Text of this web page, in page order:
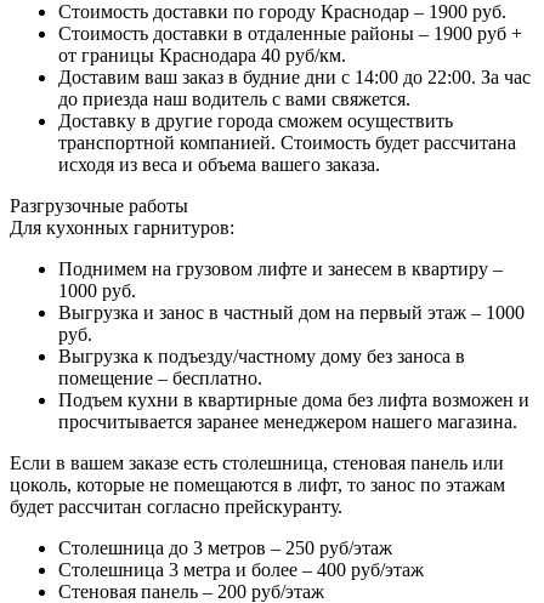
Стоимость доставки по городу Краснодар – 1900 руб.
Стоимость доставки в отдаленные районы – 1900 руб +
от границы Краснодара 40 руб/км.
Доставим ваш заказ в будние дни с 14:00 до 22:00. За час
до приезда наш водитель с вами свяжется.
Доставку в другие города сможем осуществить
транспортной компанией. Стоимость будет рассчитана
исходя из веса и объема вашего заказа.
Разгрузочные работы
Для кухонных гарнитуров:
Поднимем на грузовом лифте и занесем в квартиру –
1000 руб.
Выгрузка и занос в частный дом на первый этаж – 1000
руб.
Выгрузка к подъезду/частному дому без заноса в
помещение – бесплатно.
Подъем кухни в квартирные дома без лифта возможен и
просчитывается заранее менеджером нашего магазина.
Если в вашем заказе есть столешница, стеновая панель или
цоколь, которые не помещаются в лифт, то занос по этажам
будет рассчитан согласно прейскуранту.
Столешница до 3 метров – 250 руб/этаж
Столешница 3 метра и более – 400 руб/этаж
Стеновая панель – 200 руб/этаж